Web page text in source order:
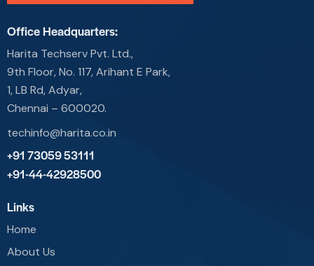
Office Headquarters:
Harita Techserv Pvt. Ltd.,
9th Floor, No. 117, Arihant E Park,
1, LB Rd, Adyar,
Chennai – 600020.
techinfo@harita.co.in
+91 73059 53111
+91-44-42928500
Links
Home
About Us